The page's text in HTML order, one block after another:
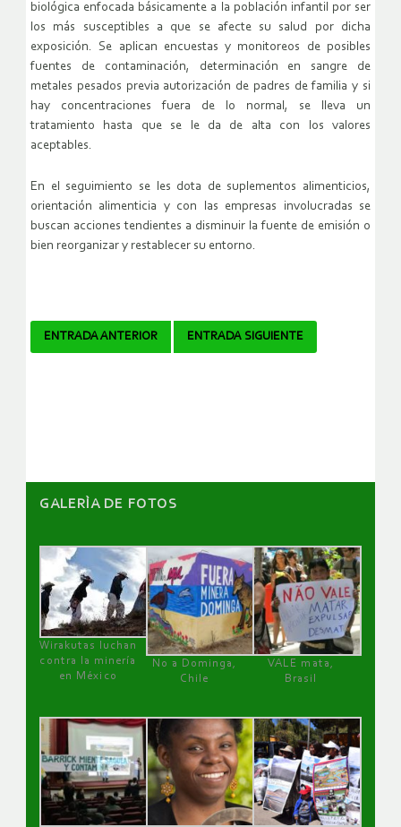
biológica enfocada básicamente a la población infantil por ser
los más susceptibles a que se afecte su salud por dicha
exposición. Se aplican encuestas y monitoreos de posibles
fuentes de contaminación, determinación en sangre de
metales pesados previa autorización de padres de familia y si
hay concentraciones fuera de lo normal, se lleva un
tratamiento hasta que se le da de alta con los valores
aceptables.
En el seguimiento se les dota de suplementos alimenticios,
orientación alimenticia y con las empresas involucradas se
buscan acciones tendientes a disminuir la fuente de emisión o
bien reorganizar y restablecer su entorno.
Navegador
ENTRADA ANTERIOR ENTRADA SIGUIENTE
GALERÌA DE FOTOS
Wirakutas luchan
contra la minería
en México
No a Dominga,
Chile
VALE mata,
Brasil